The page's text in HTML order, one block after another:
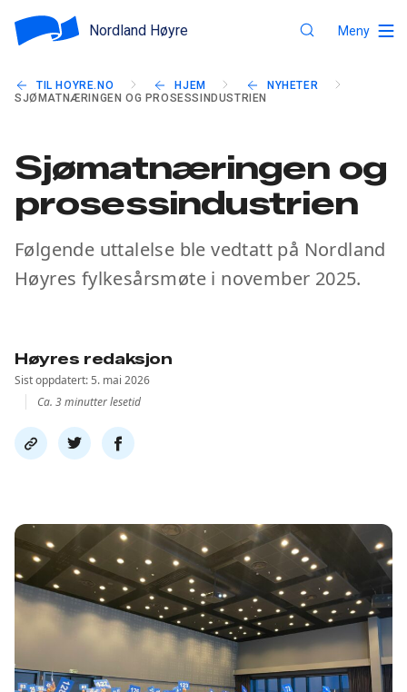
Nordland Høyre Meny
TIL HOYRE.NO HJEM
NYHETER
SJØMATNÆRINGEN OG PROSESSINDUSTRIEN
Sjømatnæringen og
prosessindustrien
Følgende uttalelse ble vedtatt på Nordland
Høyres fylkesårsmøte i november 2025.
Høyres redaksjon
Sist oppdatert: 5. mai 2026
Ca. 3 minutter lesetid
Del
link
Del
på
Del
på